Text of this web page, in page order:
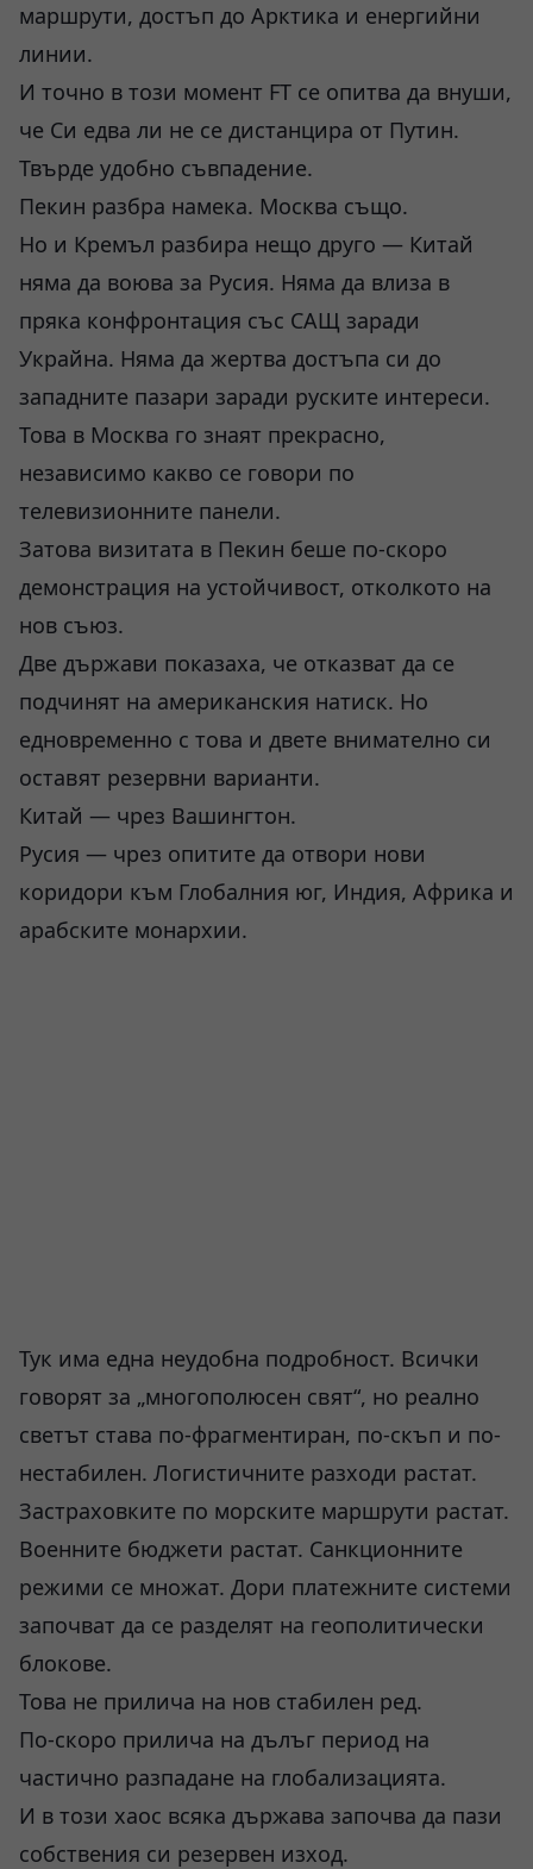
маршрути, достъп до Арктика и енергийни
линии.
И точно в този момент FT се опитва да внуши,
че Си едва ли не се дистанцира от Путин.
Твърде удобно съвпадение.
Пекин разбра намека. Москва също.
Но и Кремъл разбира нещо друго — Китай
няма да воюва за Русия. Няма да влиза в
пряка конфронтация със САЩ заради
Украйна. Няма да жертва достъпа си до
западните пазари заради руските интереси.
Това в Москва го знаят прекрасно,
независимо какво се говори по
телевизионните панели.
Затова визитата в Пекин беше по-скоро
демонстрация на устойчивост, отколкото на
нов съюз.
Две държави показаха, че отказват да се
подчинят на американския натиск. Но
едновременно с това и двете внимателно си
оставят резервни варианти.
Китай — чрез Вашингтон.
Русия — чрез опитите да отвори нови
коридори към Глобалния юг, Индия, Африка и
арабските монархии.
Тук има една неудобна подробност. Всички
говорят за „многополюсен свят“, но реално
светът става по-фрагментиран, по-скъп и по-
нестабилен. Логистичните разходи растат.
Застраховките по морските маршрути растат.
Военните бюджети растат. Санкционните
режими се множат. Дори платежните системи
започват да се разделят на геополитически
блокове.
Това не прилича на нов стабилен ред.
По-скоро прилича на дълъг период на
частично разпадане на глобализацията.
И в този хаос всяка държава започва да пази
собствения си резервен изход.